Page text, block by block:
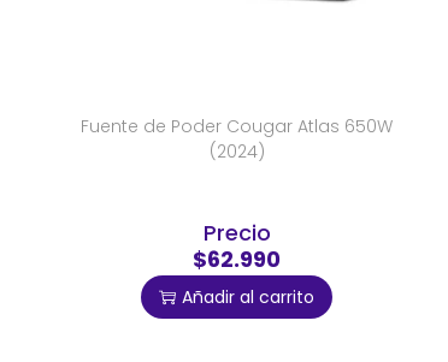
Fuente de Poder Cougar Atlas 650W
(2024)
Precio
$62.990
Añadir al carrito